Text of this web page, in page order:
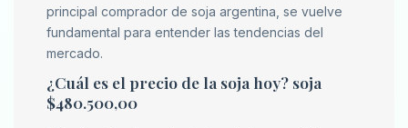
principal comprador de soja argentina, se vuelve
fundamental para entender las tendencias del
mercado.
¿Cuál es el precio de la soja hoy? soja
$480.500,00